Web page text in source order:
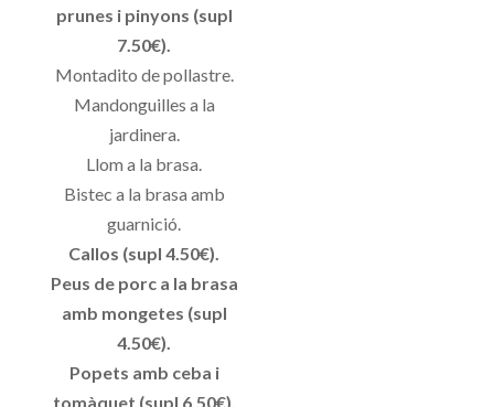
prunes i pinyons (supl
7.50€).
Montadito de pollastre.
Mandonguilles a la
jardinera.
Llom a la brasa.
Bistec a la brasa amb
guarnició.
Callos (supl 4.50€).
Peus de porc a la brasa
amb mongetes (supl
4.50€).
Popets amb ceba i
tomàquet (supl 6.50€).